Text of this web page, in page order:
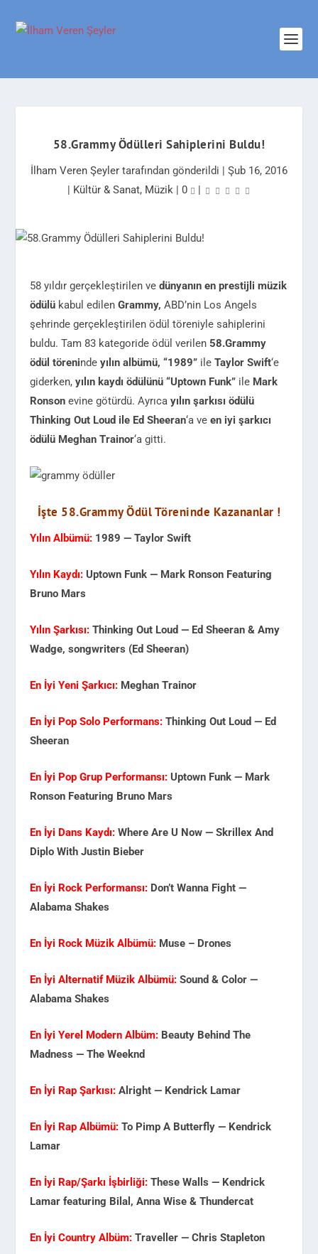
58.Grammy Ödülleri Sahiplerini Buldu!
İlham Veren Şeyler tarafından gönderildi | Şub 16, 2016
| Kültür & Sanat, Müzik | 0 |
58 yıldır gerçekleştirilen vedünyanın en prestijli müzik
ödülü kabul edilenGrammy, ABD’nin Los Angels
şehrinde gerçekleştirilen ödül töreniyle sahiplerini
buldu. Tam 83 kategoride ödül verilen58.Grammy
ödül törenindeyılın albümü, “1989” ileTaylor Swift‘e
giderken,yılın kaydı ödülünü “Uptown Funk” ile Mark
Ronson evine götürdü. Ayrıcayılın şarkısı ödülü
Thinking Out Loud ile Ed Sheeran‘a veen iyi şarkıcı
ödülü Meghan Trainor‘a gitti.
İşte 58.Grammy Ödül Töreninde Kazananlar !
Yılın Albümü: 1989 — Taylor Swift
Yılın Kaydı: Uptown Funk — Mark Ronson Featuring
Bruno Mars
Yılın Şarkısı: Thinking Out Loud — Ed Sheeran & Amy
Wadge, songwriters (Ed Sheeran)
En İyi Yeni Şarkıcı: Meghan Trainor
En İyi Pop Solo Performans: Thinking Out Loud — Ed
Sheeran
En İyi Pop Grup Performansı: Uptown Funk — Mark
Ronson Featuring Bruno Mars
En İyi Dans Kaydı: Where Are U Now — Skrillex And
Diplo With Justin Bieber
En İyi Rock Performansı: Don’t Wanna Fight —
Alabama Shakes
En İyi Rock Müzik Albümü: Muse – Drones
En İyi Alternatif Müzik Albümü: Sound & Color —
Alabama Shakes
En İyi Yerel Modern Albüm: Beauty Behind The
Madness — The Weeknd
En İyi Rap Şarkısı: Alright — Kendrick Lamar
En İyi Rap Albümü: To Pimp A Butterfly — Kendrick
Lamar
En İyi Rap/Şarkı İşbirliği: These Walls — Kendrick
Lamar featuring Bilal, Anna Wise & Thundercat
En İyi Country Albüm: Traveller — Chris Stapleton